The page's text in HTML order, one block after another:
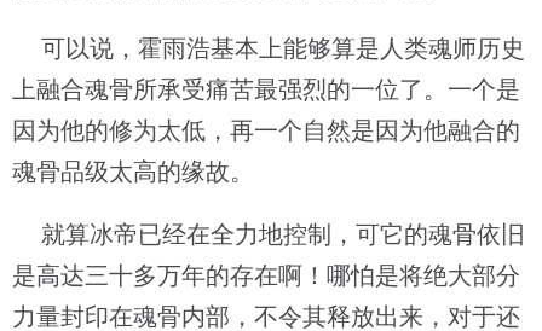
可以说，霍雨浩基本上能够算是人类魂师历史
上融合魂骨所承受痛苦最强烈的一位了。一个是
因为他的修为太低，再一个自然是因为他融合的
魂骨品级太高的缘故。
就算冰帝已经在全力地控制，可它的魂骨依旧
是高达三十多万年的存在啊！哪怕是将绝大部分
力量封印在魂骨内部，不令其释放出来，对于还